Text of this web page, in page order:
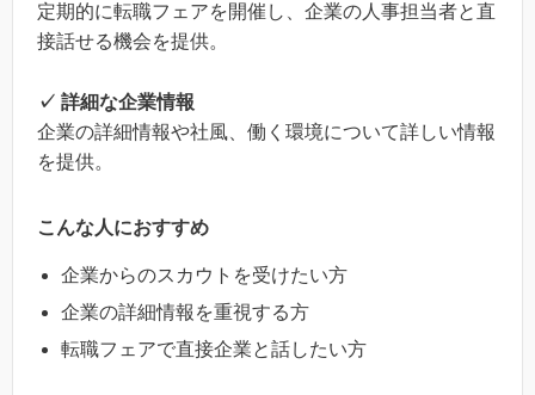
定期的に転職フェアを開催し、企業の人事担当者と直
接話せる機会を提供。
✓ 詳細な企業情報
企業の詳細情報や社風、働く環境について詳しい情報
を提供。
こんな人におすすめ
企業からのスカウトを受けたい方
企業の詳細情報を重視する方
転職フェアで直接企業と話したい方